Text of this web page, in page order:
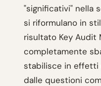
"significativi" nella
si riformulano in
risultato Key Audit
completamente
stabilisce in effetti
dalle questioni